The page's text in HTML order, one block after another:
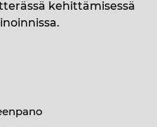
kehittämisessä